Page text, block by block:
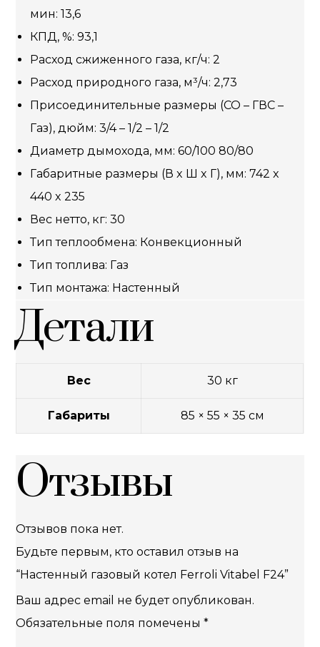
мин: 13,6
КПД, %: 93,1
Расход сжиженного газа, кг/ч: 2
Расход природного газа, м³/ч: 2,73
Присоединительные размеры (СО – ГВС –
Газ), дюйм: 3/4 – 1/2 – 1/2
Диаметр дымохода, мм: 60/100 80/80
Габаритные размеры (В x Ш x Г), мм: 742 x
440 x 235
Вес нетто, кг: 30
Тип теплообмена: Конвекционный
Тип топлива: Газ
Тип монтажа: Настенный
Детали
Вес 30 кг
Габариты 85 × 55 × 35 см
Отзывы
Отзывов пока нет.
Будьте первым, кто оставил отзыв на
“Настенный газовый котел Ferroli Vitabel F24”
Ваш адрес email не будет опубликован.
Обязательные поля помечены*